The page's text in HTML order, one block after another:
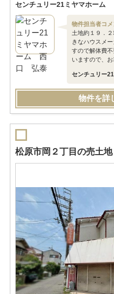
センチュリー21ミヤマホーム
物件担当者コメ
土地約１９．
きなハウスメ
すので解体費
いますので、
センチュリー
物件を詳
松原市岡２丁目の売土地